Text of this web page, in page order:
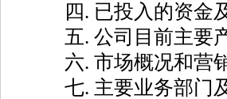
四. 已投入的资金
五. 公司目前主要
六. 市场概况和营
七. 主要业务部门